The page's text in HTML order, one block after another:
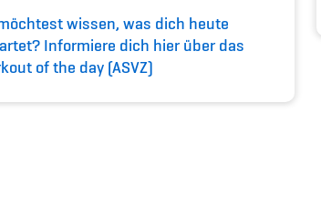
wissen, was dich heute
Informiere dich hier über das
of the day (ASVZ)